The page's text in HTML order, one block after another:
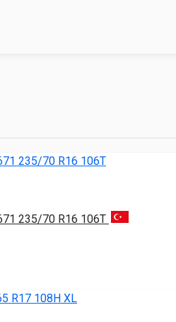
235/70 R16 106T